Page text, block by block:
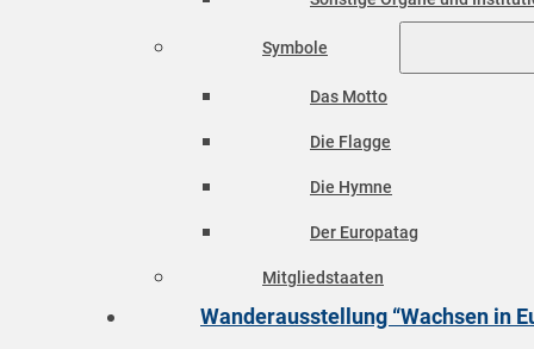
Symbole
Das Motto
Die Flagge
Die Hymne
Der Europatag
Mitgliedstaaten
Wanderausstellung “Wachsen in